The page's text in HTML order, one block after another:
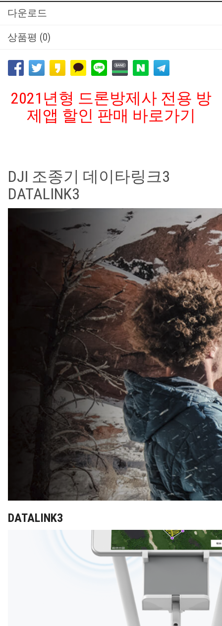
카테고리:조종기/배터리/충전기
다운로드
상품평 (0)
제앱 할인 판매 바로가기
DJI 조종기 데이타링크3
DATALINK3